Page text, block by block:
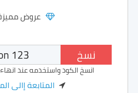
عروض
نسخ
انسخ الكود واستخدمه عند
المتابعة إالى